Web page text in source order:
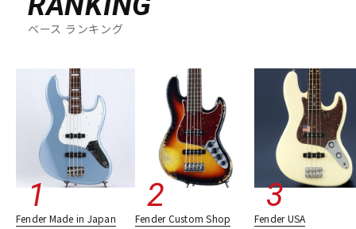
DTM オンライン納品
配信/ライブ機器 楽器アクセサリ
中古 ヴィンテージ
ベース ランキング
Fender Made in Japan Fender Custom Shop Fender USA